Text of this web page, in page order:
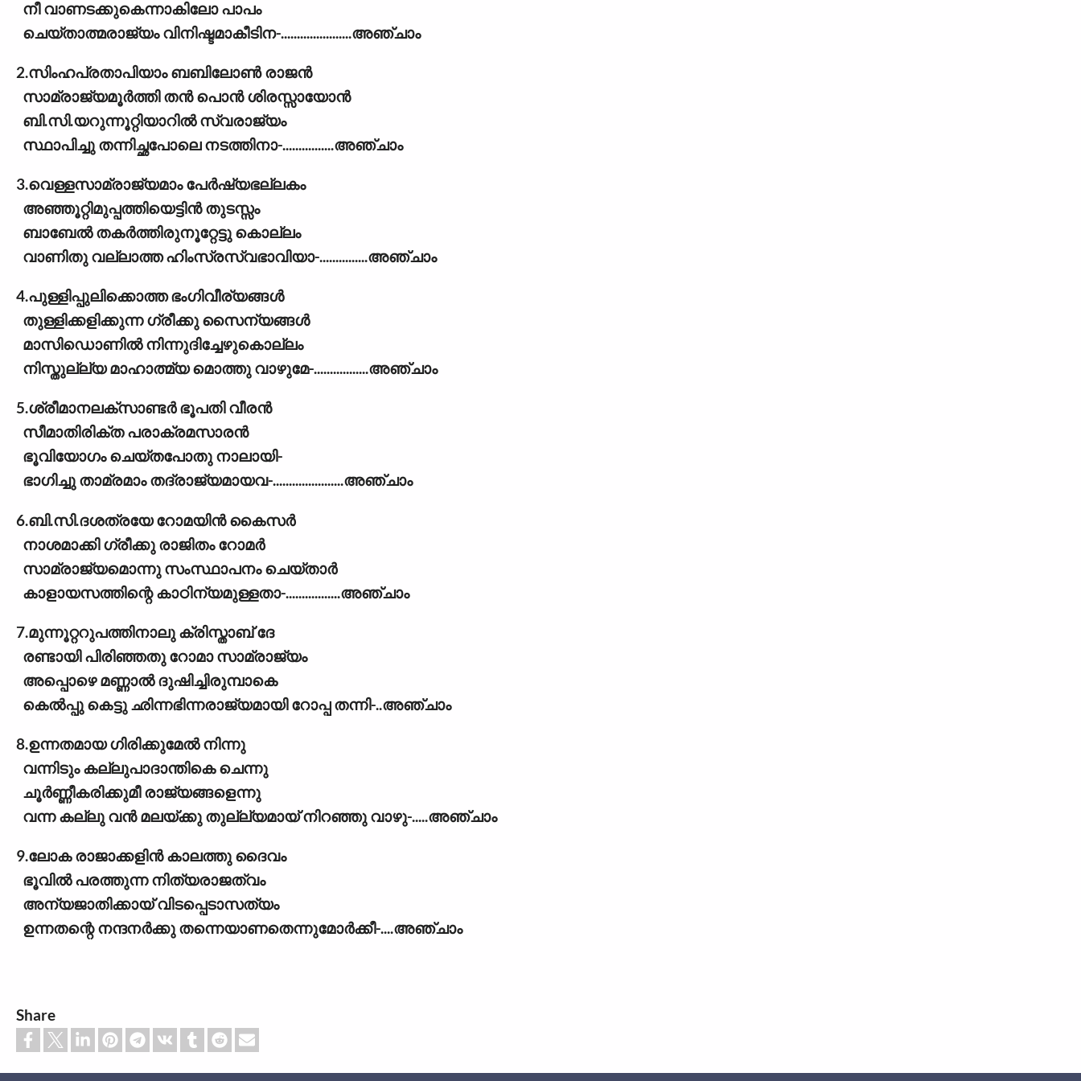
നീ വാണടക്കുകെന്നാകിലോ പാപം
ചെയ്താത്മരാജ്യം വിനിഷ്ടമാകീടിന-......................അഞ്ചാം
2.സിംഹപ്രതാപിയാം ബബിലോൺ രാജൻ
സാമ്രാജ്യമൂർത്തി തൻ പൊൻ ശിരസ്സായോൻ
ബി.സി.യറുന്നൂറ്റിയാറിൽ സ്വരാജ്യം
സ്ഥാപിച്ചു തന്നിച്ഛപോലെ നടത്തിനാ-................അഞ്ചാം
3.വെള്ളസാമ്രാജ്യമാം പേർഷ്യഭല്ലകം
അഞ്ഞൂറ്റിമുപ്പത്തിയെട്ടിൻ തുടസ്സം
ബാബേൽ തകർത്തിരുനൂറ്റേട്ടു കൊല്ലം
വാണിതു വല്ലാത്ത ഹിംസ്രസ്വഭാവിയാ-...............അഞ്ചാം
4.പുള്ളിപ്പുലിക്കൊത്ത ഭംഗിവീര്യങ്ങൾ
തുള്ളിക്കളിക്കുന്ന ഗ്രീക്കു സൈന്യങ്ങൾ
മാസിഡൊണിൽ നിന്നുദിച്ചേഴുകൊല്ലം
നിസ്തുല്ല്യ മാഹാത്മ്യ മൊത്തു വാഴുമേ-.................അഞ്ചാം
5.ശ്രീമാനലക്സാണ്ടർ ഭൂപതി വീരൻ
സീമാതിരിക്ത പരാക്രമസാരൻ
ഭൂവിയോഗം ചെയ്തപോതു നാലായി-
ഭാഗിച്ചു താമ്രമാം തദ്രാജ്യമായവ-......................അഞ്ചാം
6.ബി.സി.ദശത്രയേ റോമയിൻ കൈസർ
നാശമാക്കി ഗ്രീക്കു രാജിതം റോമർ
സാമ്രാജ്യമൊന്നു സംസ്ഥാപനം ചെയ്താർ
കാളായസത്തിന്റെ കാഠിന്യമുള്ളതാ-.................അഞ്ചാം
7.മുന്നൂറ്ററുപത്തിനാലു ക്രിസ്താബ് ദേ
രണ്ടായി പിരിഞ്ഞതു റോമാ സാമ്രാജ്യം
അപ്പൊഴെ മണ്ണാൽ ദുഷിച്ചിരുമ്പാകെ
കെൽപ്പു കെട്ടു ഛിന്നഭിന്നരാജ്യമായി റോപ്പ തന്നി-..അഞ്ചാം
8.ഉന്നതമായ ഗിരിക്കുമേൽ നിന്നു
വന്നിടും കല്ലുപാദാന്തികെ ചെന്നു
ചൂർണ്ണീകരിക്കുമീ രാജ്യങ്ങളെന്നു
വന്ന കല്ലു വൻ മലയ്ക്കു തുല്ല്യമായ് നിറഞ്ഞു വാഴു-.....അഞ്ചാം
9.ലോക രാജാക്കളിൻ കാലത്തു ദൈവം
ഭൂവിൽ പരത്തുന്ന നിത്യരാജത്വം
അന്യജാതിക്കായ് വിടപ്പെടാസത്യം
ഉന്നതന്റെ നന്ദനർക്കു തന്നെയാണതെന്നുമോർക്കീ-....അഞ്ചാം
Share